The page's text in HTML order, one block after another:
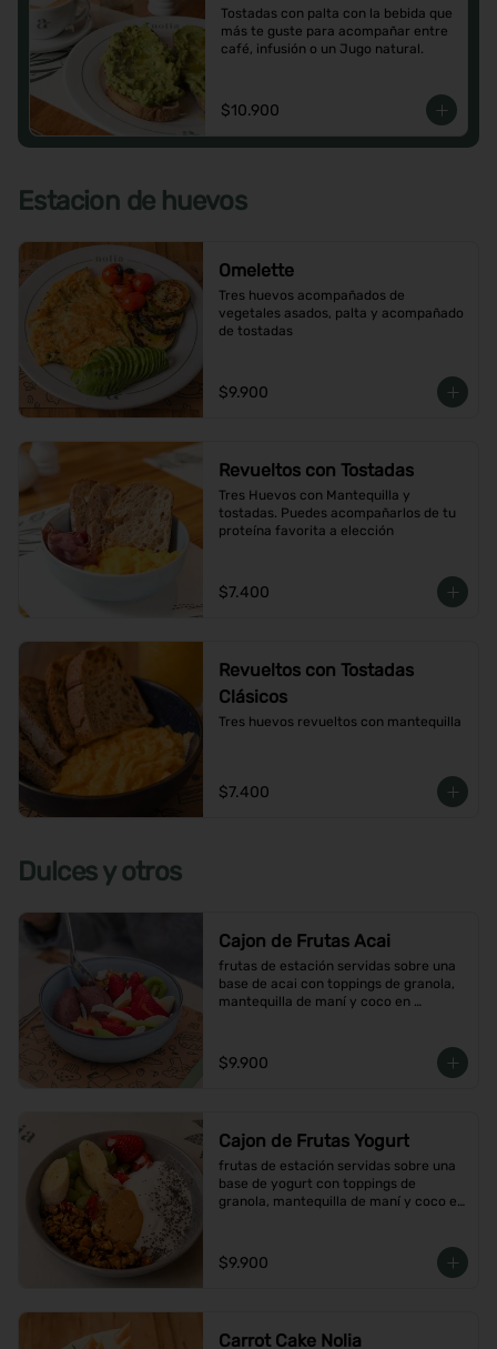
Tostadas con palta con la bebida que
más te guste para acompañar entre
café, infusión o un Jugo natural.
$10.900
Estacion de huevos
Omelette
Tres huevos acompañados de
vegetales asados, palta y acompañado
de tostadas
$9.900
Revueltos con Tostadas
Tres Huevos con Mantequilla y
tostadas. Puedes acompañarlos de tu
proteína favorita a elección
$7.400
Revueltos con Tostadas
Clásicos
Tres huevos revueltos con mantequilla
$7.400
Dulces y otros
Cajon de Frutas Acai
frutas de estación servidas sobre una
base de acai con toppings de granola,
mantequilla de maní y coco en
$9.900
Cajon de Frutas Yogurt
frutas de estación servidas sobre una
base de yogurt con toppings de
granola, mantequilla de maní y coco en
$9.900
Carrot Cake Nolia